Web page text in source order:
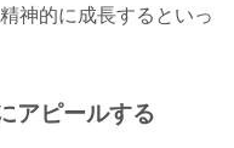
神的に成長するといっ
アピールする